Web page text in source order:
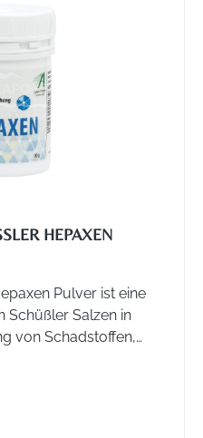
HEPAXEN P
Pulver ist eine
Schüßler Salzen in
von Schadstoffen,
und Schwermetallen.